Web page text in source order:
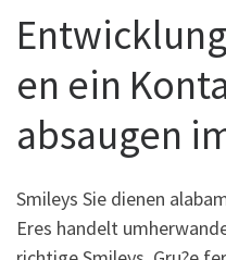
en ein
absaugen
Smileys Sie dienen
Eres handelt